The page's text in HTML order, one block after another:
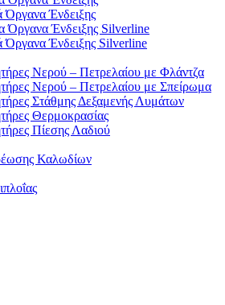
Όργανα Ένδειξης
Όργανα Ένδειξης Silverline
Όργανα Ένδειξης Silverline
Νερού – Πετρελαίου με Φλάντζα
Νερού – Πετρελαίου με Σπείρωμα
Στάθμης Δεξαμενής Λυμάτων
Θερμοκρασίας
Πίεσης Λαδιού
Καλωδίων